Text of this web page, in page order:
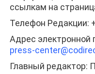
ссылкам на
Телефон Редакции:
Адрес электронной
press-center
Главный редактор: